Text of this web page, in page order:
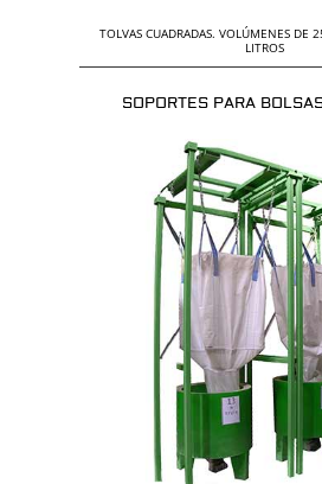
TOLVAS CUADRADAS. VOLÚMENES DE
LITROS
SOPORTES PARA